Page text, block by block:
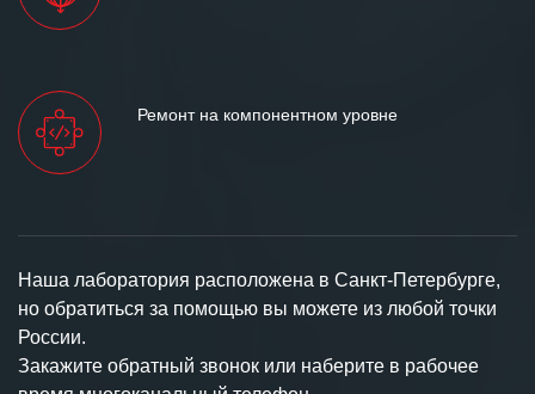
Ремонт на компонентном уровне
Наша лаборатория расположена в Санкт-Петербурге,
но обратиться за помощью вы можете из любой точки
России.
Закажите обратный звонок или наберите в рабочее